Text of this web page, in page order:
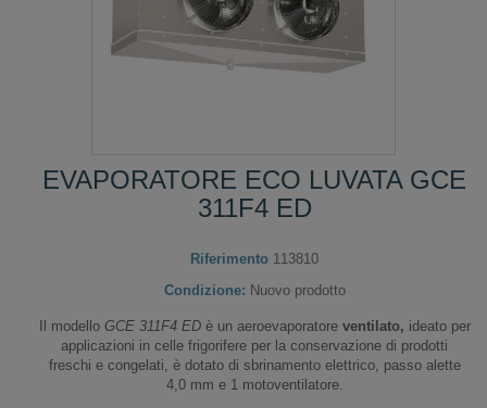
EVAPORATORE ECO LUVATA GCE
311F4 ED
Riferimento 113810
Condizione: Nuovo prodotto
Il modelloGCE 311F4 ED è un aeroevaporatore ventilato, ideato per
applicazioni in celle frigorifere per la conservazione di prodotti
freschi e congelati, è dotato di sbrinamento elettrico, passo alette
4,0 mm e 1 motoventilatore.